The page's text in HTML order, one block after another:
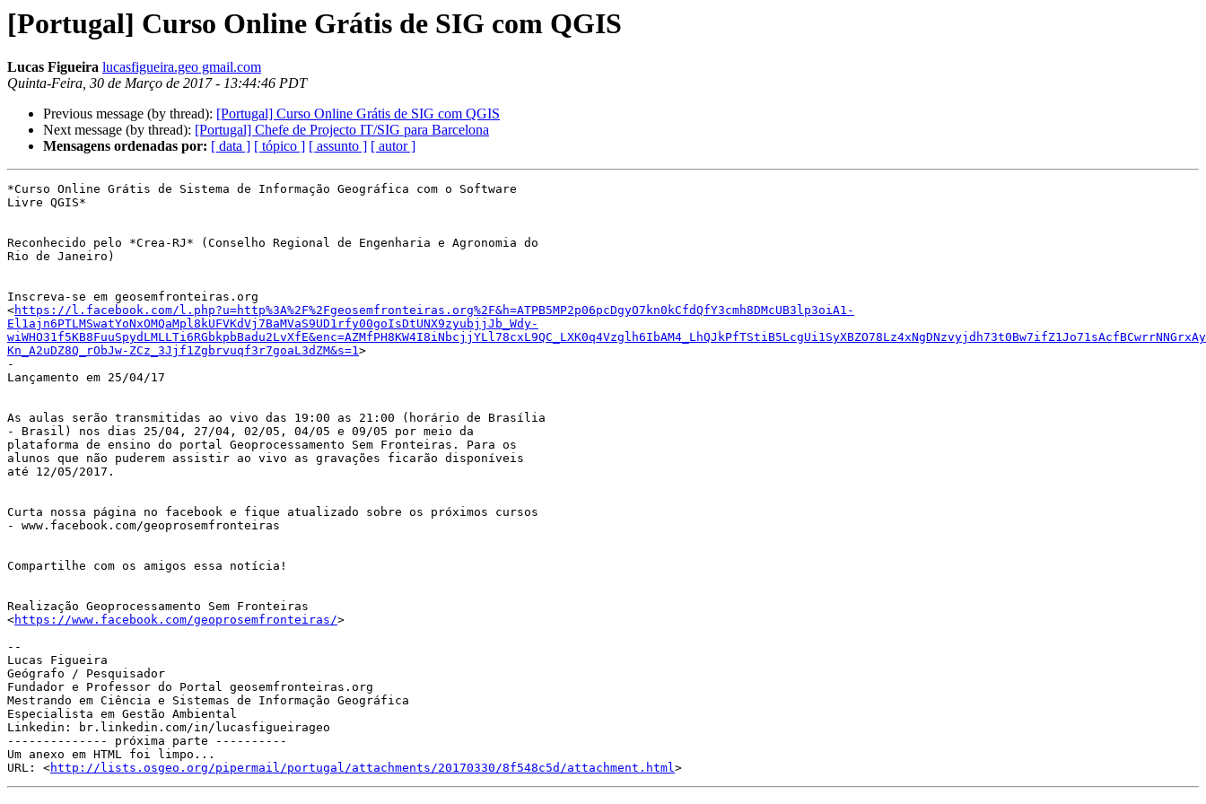
[Portugal] Curso Online Grátis de SIG com QGIS
Lucas Figueira lucasfigueira.geo gmail.com
Quinta-Feira, 30 de Março de 2017 - 13:44:46 PDT
Previous message (by thread): [Portugal] Curso Online Grátis de SIG com QGIS
Next message (by thread): [Portugal] Chefe de Projecto IT/SIG para Barcelona
Mensagens ordenadas por: [ data ] [ tópico ] [ assunto ] [ autor ]
*Curso Online Grátis de Sistema de Informação Geográfica com o Software
Livre QGIS*
Reconhecido pelo *Crea-RJ* (Conselho Regional de Engenharia e Agronomia do
Rio de Janeiro)
Inscreva-se em geosemfronteiras.org
<https://l.facebook.com/l.php?u=http%3A%2F%2Fgeosemfronteiras.org%2F&h=ATPB5MP2p06pcDgyO7kn0kCfdQfY3cmh8DMcUB3lp3oiA1-
El1ajn6PTLMSwatYoNxOMQaMpl8kUFVKdVj7BaMVaS9UD1rfy00goIsDtUNX9zyubjjJb_Wdy-
Kn_A2uDZ8Q_rObJw-ZCz_3Jjf1Zgbrvuqf3r7goaL3dZM&s=1>
-
Lançamento em 25/04/17
As aulas serão transmitidas ao vivo das 19:00 as 21:00 (horário de Brasília
- Brasil) nos dias 25/04, 27/04, 02/05, 04/05 e 09/05 por meio da
plataforma de ensino do portal Geoprocessamento Sem Fronteiras. Para os
alunos que não puderem assistir ao vivo as gravações ficarão disponíveis
até 12/05/2017.
Curta nossa página no facebook e fique atualizado sobre os próximos cursos
- www.facebook.com/geoprosemfronteiras
Compartilhe com os amigos essa notícia!
Realização Geoprocessamento Sem Fronteiras
<https://www.facebook.com/geoprosemfronteiras/>
--
Lucas Figueira
Geógrafo / Pesquisador
Fundador e Professor do Portal geosemfronteiras.org
Mestrando em Ciência e Sistemas de Informação Geográfica
Especialista em Gestão Ambiental
Linkedin: br.linkedin.com/in/lucasfigueirageo
-------------- próxima parte ----------
Um anexo em HTML foi limpo...
URL: <http://lists.osgeo.org/pipermail/portugal/attachments/20170330/8f548c5d/attachment.html